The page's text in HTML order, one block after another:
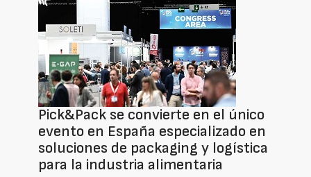
Pick&Pack se convierte en el único
evento en España especializado en
soluciones de packaging y logística
para la industria alimentaria